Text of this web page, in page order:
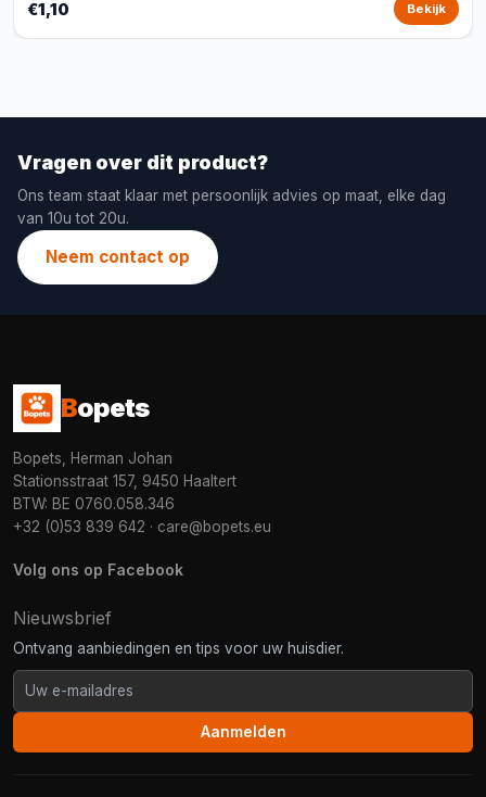
€1,10 Bekijk
Vragen over dit product?
Ons team staat klaar met persoonlijk advies op maat, elke dag
van 10u tot 20u.
Neem contact op
Bopets
Bopets, Herman Johan
Stationsstraat 157, 9450 Haaltert
BTW: BE 0760.058.346
+32 (0)53 839 642 · care@bopets.eu
Volg ons op Facebook
Nieuwsbrief
Ontvang aanbiedingen en tips voor uw huisdier.
Aanmelden